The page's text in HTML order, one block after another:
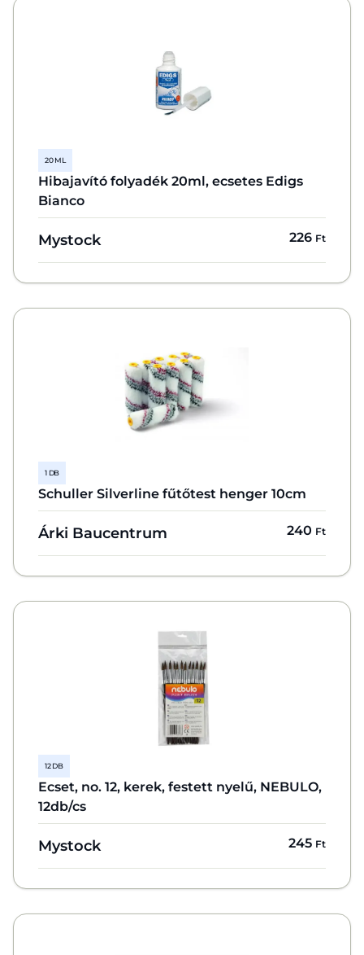
20 ML
Hibajavító folyadék 20ml, ecsetes Edigs
Bianco
Mystock 226 Ft
1 DB
Schuller Silverline fűtőtest henger 10cm
Árki Baucentrum 240 Ft
12 DB
Ecset, no. 12, kerek, festett nyelű, NEBULO,
12db/cs
Mystock 245 Ft